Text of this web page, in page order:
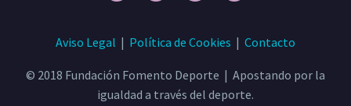
Aviso Legal | Política de Cookies | Contacto
© 2018 Fundación Fomento Deporte | Apostando por la
igualdad a través del deporte.